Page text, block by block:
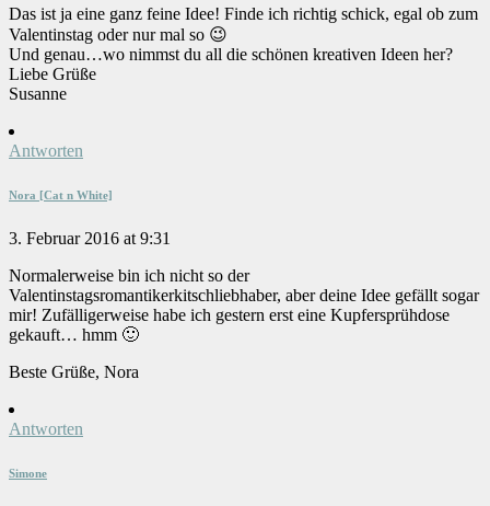
Das ist ja eine ganz feine Idee! Finde ich richtig schick, egal ob zum
Valentinstag oder nur mal so 😉
Und genau…wo nimmst du all die schönen kreativen Ideen her?
Liebe Grüße
Susanne
Antworten
Nora [Cat n White]
3. Februar 2016 at 9:31
Normalerweise bin ich nicht so der
Valentinstagsromantikerkitschliebhaber, aber deine Idee gefällt sogar
mir! Zufälligerweise habe ich gestern erst eine Kupfersprühdose
gekauft… hmm 🙂
Beste Grüße, Nora
Antworten
Simone